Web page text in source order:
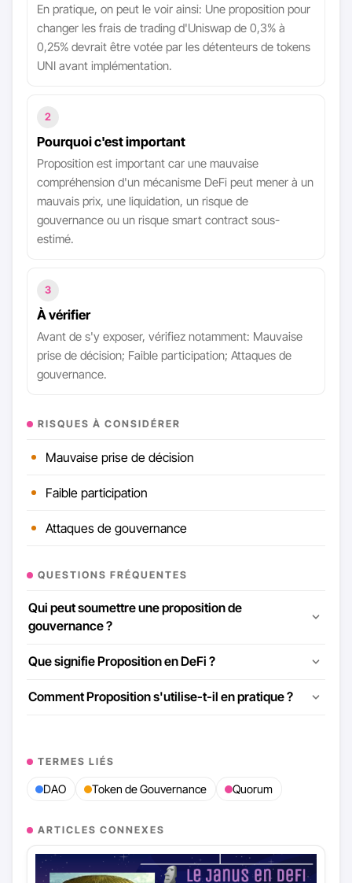
En pratique, on peut le voir ainsi: Une proposition pour
changer les frais de trading d'Uniswap de 0,3% à
0,25% devrait être votée par les détenteurs de tokens
UNI avant implémentation.
2
Pourquoi c'est important
Proposition est important car une mauvaise
compréhension d'un mécanisme DeFi peut mener à un
mauvais prix, une liquidation, un risque de
gouvernance ou un risque smart contract sous-
estimé.
3
À vérifier
Avant de s'y exposer, vérifiez notamment: Mauvaise
prise de décision; Faible participation; Attaques de
gouvernance.
RISQUES À CONSIDÉRER
Mauvaise prise de décision
Faible participation
Attaques de gouvernance
QUESTIONS FRÉQUENTES
Qui peut soumettre une proposition de
gouvernance ?
Que signifie Proposition en DeFi ?
Comment Proposition s'utilise-t-il en pratique ?
TERMES LIÉS
DAO Token de Gouvernance Quorum
ARTICLES CONNEXES